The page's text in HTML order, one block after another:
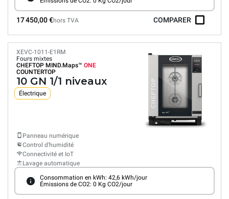
17 450,00 €hors TVA COMPARER
XEVC-1011-E1RM
Fours mixtes
CHEFTOP MIND.Maps™ ONE
COUNTERTOP
10 GN 1/1 niveaux
Électrique
Panneau numérique
Control d'humidité
Connectivité et IoT
Lavage automatique
Consommation en kWh: 42,6 kWh/jour
Émissions de CO2: 0 Kg CO2/jour